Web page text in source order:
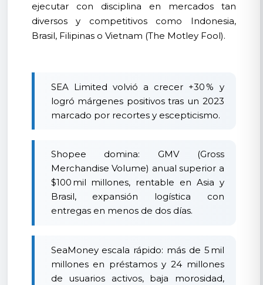
ejecutar con disciplina en mercados tan
diversos y competitivos como Indonesia,
Brasil, Filipinas o Vietnam (The Motley Fool).
SEA Limited volvió a crecer +30 % y
logró márgenes positivos tras un 2023
marcado por recortes y escepticismo.
Shopee domina: GMV (Gross
Merchandise Volume) anual superior a
$100 mil millones, rentable en Asia y
Brasil, expansión logística con
entregas en menos de dos días.
SeaMoney escala rápido: más de 5 mil
millones en préstamos y 24 millones
de usuarios activos, baja morosidad,